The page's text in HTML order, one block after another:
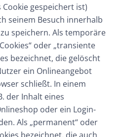
gespeichert ist)
seinem Besuch innerhalb
speichern. Als temporäre
oder „transiente
bezeichnet, die gelöscht
ein Onlineangebot
schließt. In einem
der Inhalt eines
oder ein Login-
Als „permanent“ oder